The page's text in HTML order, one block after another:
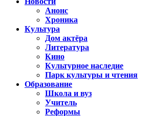
Анонс
Хроника
Культура
Дом актёра
Литература
Кино
Культурное наследие
Парк культуры и чтения
Образование
Школа и вуз
Учитель
Реформы